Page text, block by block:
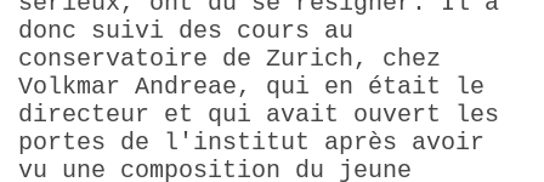
donc suivi des cours au
conservatoire de Zurich, chez
Volkmar Andreae, qui en était le
directeur et qui avait ouvert les
portes de l'institut après avoir
vu une composition du jeune